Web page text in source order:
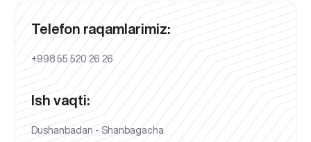
Telefon raqamlarimiz:
+998 55 520 26 26
Ish vaqti:
Dushanbadan - Shanbagacha